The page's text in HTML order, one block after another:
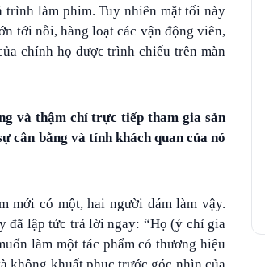
làm phim. Tuy nhiên mặt tối này
tới nỗi, hàng loạt các vận động viên,
chính họ được trình chiếu trên màn
và thậm chí trực tiếp tham gia sản
cân bằng và tính khách quan của nó
mới có một, hai người dám làm vậy.
đã lập tức trả lời ngay: “Họ (ý chỉ gia
làm một tác phẩm có thương hiệu